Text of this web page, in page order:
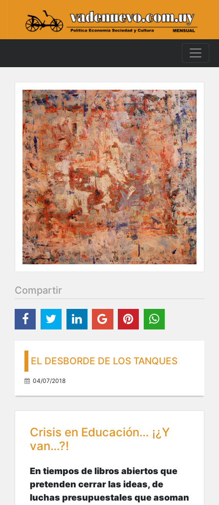
Compartir
EL DESBORDE DE LOS TANQUES
04/07/2018
Crisis en Educación… ¡¿Y
van…?!
En tiempos de libros abiertos que
pretenden cerrar las ideas, de
luchas presupuestales que asoman